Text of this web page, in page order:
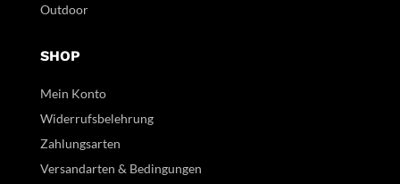
Outdoor
SHOP
Mein Konto
Widerrufsbelehrung
Zahlungsarten
Versandarten & Bedingungen